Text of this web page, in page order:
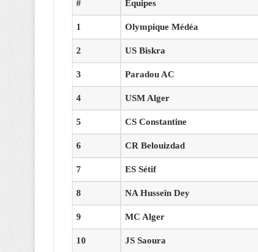
# Equipes
1 Olympique Médéa
2 US Biskra
3 Paradou AC
4 USM Alger
5 CS Constantine
6 CR Belouizdad
7 ES Sétif
8 NA Husseïn Dey
9 MC Alger
10 JS Saoura